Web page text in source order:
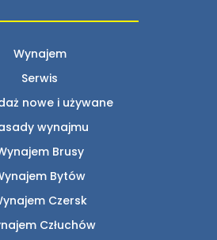
Wynajem
Serwis
nowe i używane
wynajmu
Brusy
Bytów
Czersk
Człuchów